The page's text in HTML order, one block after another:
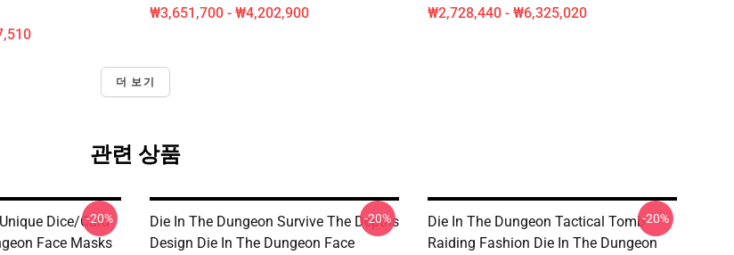
₩3,651,700 - ₩4,202,900 ₩2,728,440 - ₩6,325,020
더 보기
관련 상품
Dice/Card
Face Masks
-20%
Die In The Dungeon Survive The Depths
Design Die In The Dungeon Face
-20%
Die In The Dungeon Tactical Tomb
Raiding Fashion Die In The Dungeon
-20%